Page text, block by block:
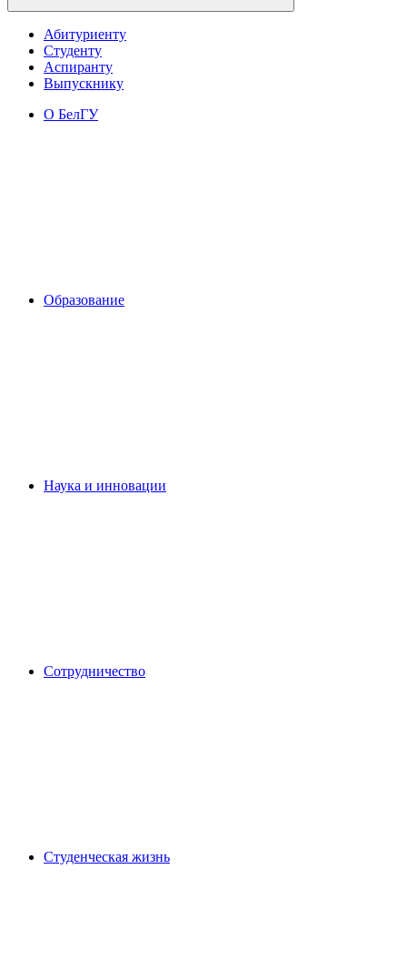
Абитуриенту
Студенту
Аспиранту
Выпускнику
О БелГУ
Образование
Наука и инновации
Сотрудничество
Студенческая жизнь